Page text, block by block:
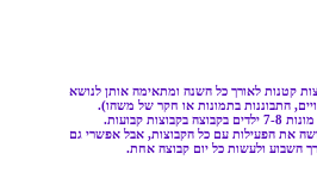
קטנות לאורך כל השנה ומתאימה אותן לנושא
התבוננות בתמונות או חקר של משהו).
קבועות.
את הפעילות עם כל הקבוצות, אבל אפשרי גם
השבוע ולעשות כל יום קבוצה אחת.